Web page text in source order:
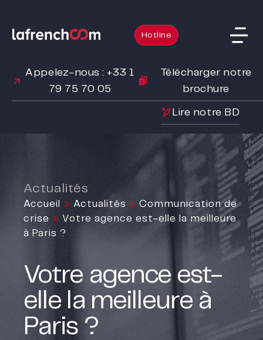
Hotline
Appelez-nous : +33 1
79 75 70 05
Télécharger notre
brochure
Lire notre BD
Actualités
Accueil » Actualités » Communication de
crise » Votre agence est-elle la meilleure
à Paris ?
Votre agence est-
elle la meilleure à
Paris ?